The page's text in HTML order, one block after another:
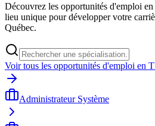
Découvrez les opportunités d'emploi
lieu unique pour développer votre
Québec.
Voir tous les opportunités d'emploi en
Administrateur Système